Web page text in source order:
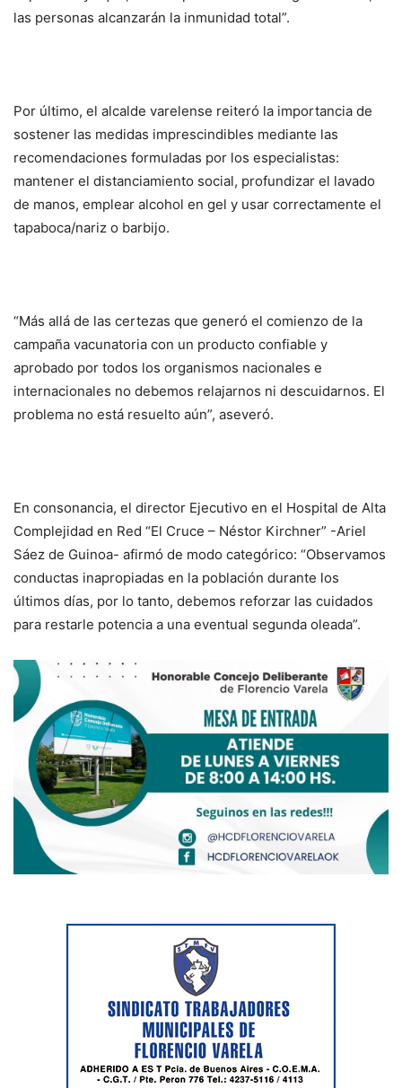
las personas alcanzarán la inmunidad total”.
Por último, el alcalde varelense reiteró la importancia de
sostener las medidas imprescindibles mediante las
recomendaciones formuladas por los especialistas:
mantener el distanciamiento social, profundizar el lavado
de manos, emplear alcohol en gel y usar correctamente el
tapaboca/nariz o barbijo.
“Más allá de las certezas que generó el comienzo de la
campaña vacunatoria con un producto confiable y
aprobado por todos los organismos nacionales e
internacionales no debemos relajarnos ni descuidarnos. El
problema no está resuelto aún”, aseveró.
En consonancia, el director Ejecutivo en el Hospital de Alta
Complejidad en Red “El Cruce – Néstor Kirchner” -Ariel
Sáez de Guinoa- afirmó de modo categórico: “Observamos
conductas inapropiadas en la población durante los
últimos días, por lo tanto, debemos reforzar las cuidados
para restarle potencia a una eventual segunda oleada”.